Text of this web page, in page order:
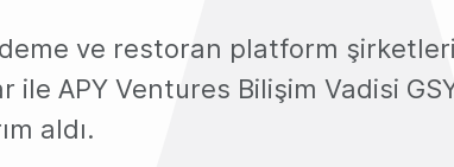
ve restoran platform
ile APY Ventures Bilişim Vadisi
aldı.